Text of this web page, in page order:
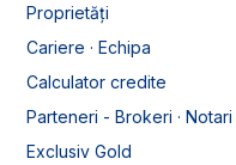
Proprietăți
Cariere · Echipa
Calculator credite
Parteneri - Brokeri ·
Exclusiv Gold